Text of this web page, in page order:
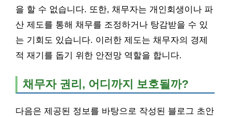
을 할 수 없습니다. 또한, 채무자는 개인회생이나 파
산 제도를 통해 채무를 조정하거나 탕감받을 수 있
는 기회도 있습니다. 이러한 제도는 채무자의 경제
적 재기를 돕기 위한 안전망 역할을 합니다.
채무자 권리, 어디까지 보호될까?
다음은 제공된 정보를 바탕으로 작성된 블로그 초안